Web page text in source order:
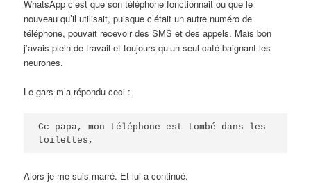
WhatsApp c’est que son téléphone fonctionnait ou que le
nouveau qu’il utilisait, puisque c’était un autre numéro de
téléphone, pouvait recevoir des SMS et des appels. Mais bon
j’avais plein de travail et toujours qu’un seul café baignant les
neurones.
Le gars m’a répondu ceci :
Cc papa, mon téléphone est tombé dans les
toilettes,
Alors je me suis marré. Et lui a continué.